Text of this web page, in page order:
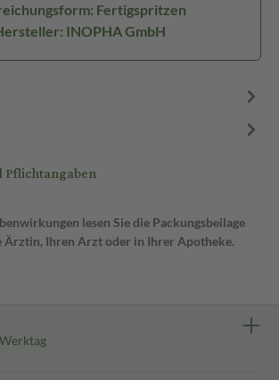
Fertigspritzen
INOPHA GmbH
lesen Sie die Packungsbeilage
Ärztin, Ihren Arzt oder in Ihrer Apotheke.